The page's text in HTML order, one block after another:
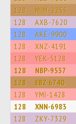
128 MIM-2255
128 AXB-7620
128 AKE-9900
128 XNZ-4191
128 YEK-5128
128 NBP-9537
128 EBZ-6740
128 YMI-1428
128 XNN-6983
128 ZKY-7329